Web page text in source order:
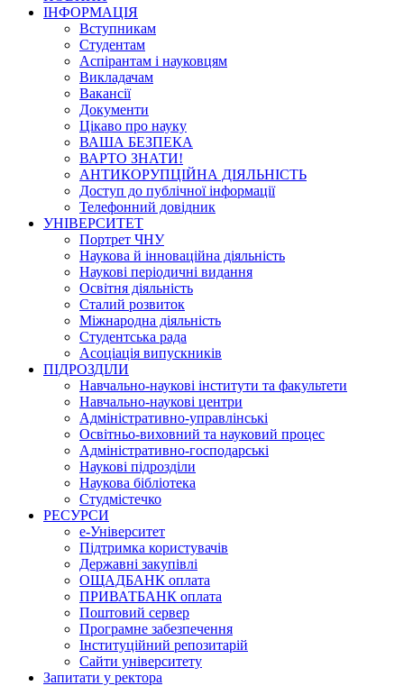
ІНФОРМАЦІЯ
Вступникам
Студентам
Аспірантам і науковцям
Викладачам
Вакансії
Документи
Цікаво про науку
ВАША БЕЗПЕКА
ВАРТО ЗНАТИ!
АНТИКОРУПЦІЙНА ДІЯЛЬНІСТЬ
Доступ до публічної інформації
Телефонний довідник
УНІВЕРСИТЕТ
Портрет ЧНУ
Наукова й інноваційна діяльність
Наукові періодичні видання
Освітня діяльність
Сталий розвиток
Міжнародна діяльність
Студентська рада
Асоціація випускників
ПІДРОЗДІЛИ
Навчально-наукові інститути та факультети
Навчально-наукові центри
Адміністративно-управлінські
Освітньо-виховний та науковий процес
Адміністративно-господарські
Наукові підрозділи
Наукова бібліотека
Студмістечко
РЕСУРСИ
е-Університет
Підтримка користувачів
Державні закупівлі
ОЩАДБАНК оплата
ПРИВАТБАНК оплата
Поштовий сервер
Програмне забезпечення
Інституційний репозитарій
Сайти університету
Запитати у ректора